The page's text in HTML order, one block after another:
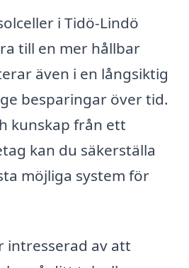
i Tidö-Lindö
till en mer hållbar
även i en långsiktig
besparingar över tid.
kunskap från ett
kan du säkerställa
möjliga system för
intresserad av att